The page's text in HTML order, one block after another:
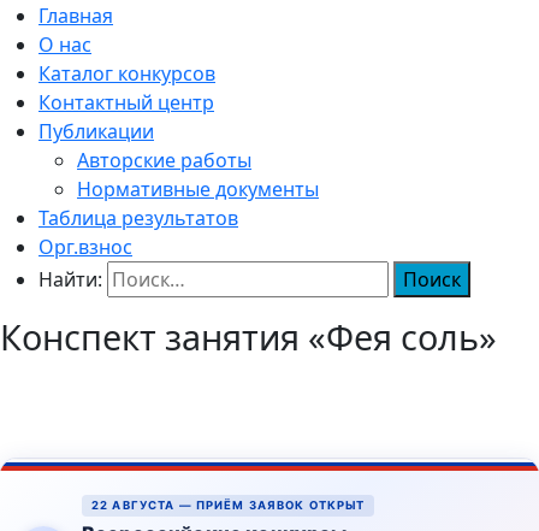
Главная
О нас
Каталог конкурсов
Контактный центр
Публикации
Авторские работы
Нормативные документы
Таблица результатов
Орг.взнос
Найти:
Конспект занятия «Фея соль»
22 АВГУСТА — ПРИЁМ ЗАЯВОК ОТКРЫТ